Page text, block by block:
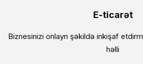
E-ticarət
Biznesinizi onlayn şəkildə inkişaf
həlli